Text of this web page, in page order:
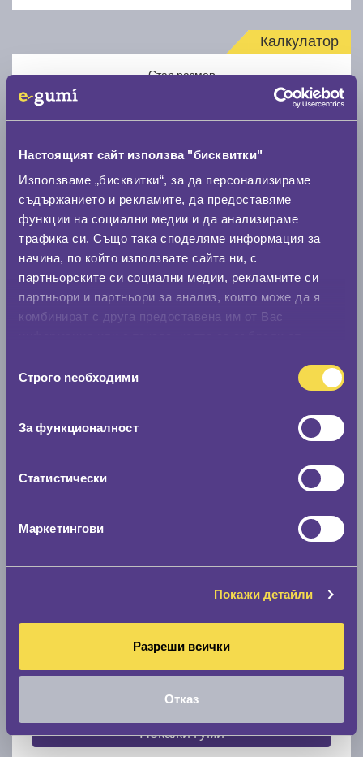
Настоящият сайт използва "бисквитки"
Използваме „бисквитки“, за да персонализираме
съдържанието и рекламите, да предоставяме
функции на социални медии и да анализираме
трафика си. Също така споделяме информация за
начина, по който използвате сайта ни, с
партньорските си социални медии, рекламните си
партньори и партньори за анализ, които може да я
комбинират с друга предоставена им от Вас
наСтрого nеобходими
За функционалност
Статистически
Маркетингови
Покажи детайли
Разреши всички
Отказ
Калкулатор
Стар размер
Нов размер
Стар размер
Скоростомер при 100
По марка автомобил
Покажи гуми